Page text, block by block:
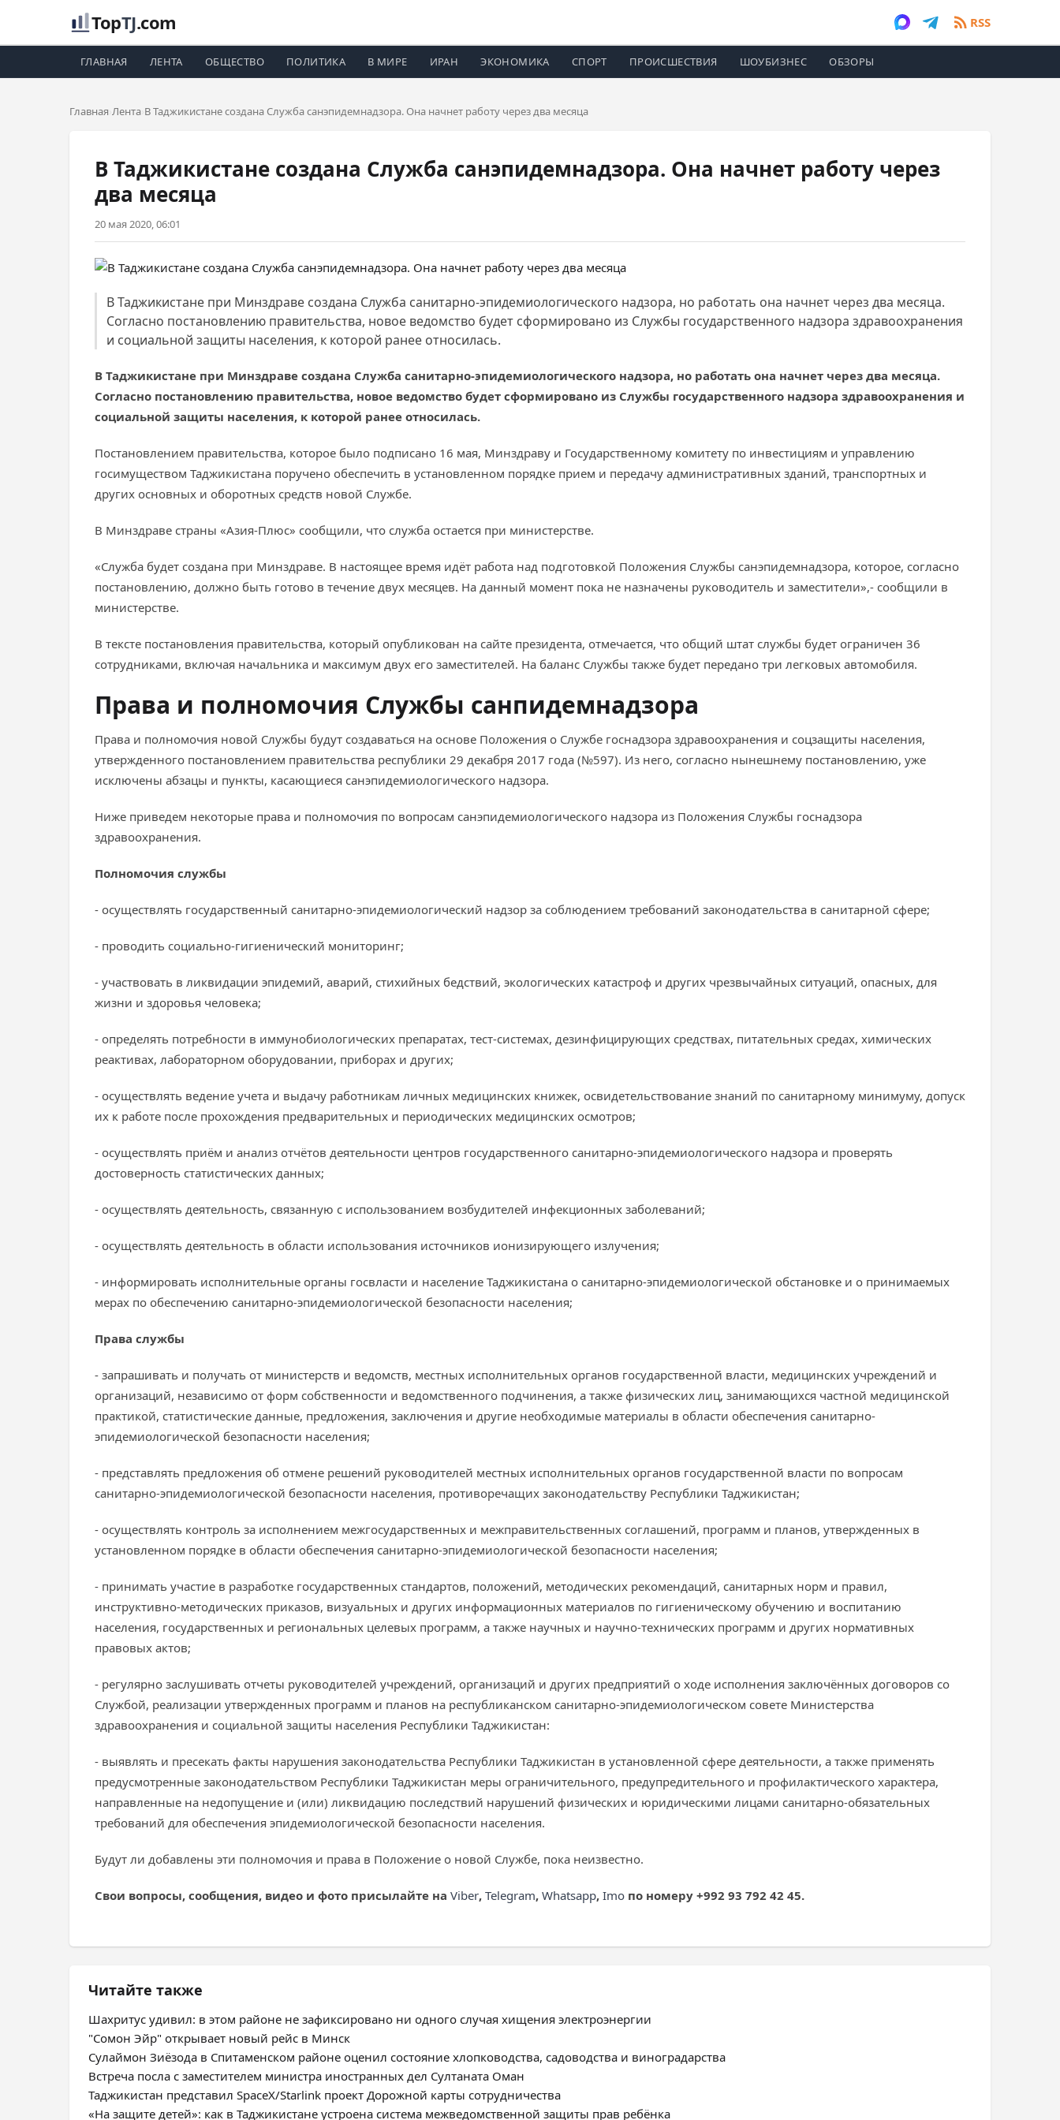
TopTJ.com RSS
ГЛАВНАЯ ЛЕНТА ОБЩЕСТВО ПОЛИТИКА В МИРЕ ИРАН ЭКОНОМИКА СПОРТ ПРОИСШЕСТВИЯ ШОУБИЗНЕС ОБЗОРЫ
Главная Лента В Таджикистане создана Служба санэпидемнадзора. Она начнет работу через два месяца
В Таджикистане создана Служба санэпидемнадзора. Она начнет работу через
два месяца
20 мая 2020, 06:01
В Таджикистане при Минздраве создана Служба санитарно-эпидемиологического надзора, но работать она начнет через два месяца.
Согласно постановлению правительства, новое ведомство будет сформировано из Службы государственного надзора здравоохранения
и социальной защиты населения, к которой ранее относилась.
В Таджикистане при Минздраве создана Служба санитарно-эпидемиологического надзора, но работать она начнет через два месяца.
Согласно постановлению правительства, новое ведомство будет сформировано из Службы государственного надзора здравоохранения и
социальной защиты населения, к которой ранее относилась.
Постановлением правительства, которое было подписано 16 мая, Минздраву и Государственному комитету по инвестициям и управлению
госимуществом Таджикистана поручено обеспечить в установленном порядке прием и передачу административных зданий, транспортных и
других основных и оборотных средств новой Службе.
В Минздраве страны «Азия-Плюс» сообщили, что служба остается при министерстве.
«Служба будет создана при Минздраве. В настоящее время идёт работа над подготовкой Положения Службы санэпидемнадзора, которое, согласно
постановлению, должно быть готово в течение двух месяцев. На данный момент пока не назначены руководитель и заместители»,- сообщили в
министерстве.
В тексте постановления правительства, который опубликован на сайте президента, отмечается, что общий штат службы будет ограничен 36
сотрудниками, включая начальника и максимум двух его заместителей. На баланс Службы также будет передано три легковых автомобиля.
Права и полномочия Службы санпидемнадзора
Права и полномочия новой Службы будут создаваться на основе Положения о Службе госнадзора здравоохранения и соцзащиты населения,
утвержденного постановлением правительства республики 29 декабря 2017 года (№597). Из него, согласно нынешнему постановлению, уже
исключены абзацы и пункты, касающиеся санэпидемиологического надзора.
Ниже приведем некоторые права и полномочия по вопросам санэпидемиологического надзора из Положения Службы госнадзора
здравоохранения.
Полномочия службы
- осуществлять государственный санитарно-эпидемиологический надзор за соблюдением требований законодательства в санитарной сфере;
- проводить социально-гигиенический мониторинг;
- участвовать в ликвидации эпидемий, аварий, стихийных бедствий, экологических катастроф и других чрезвычайных ситуаций, опасных, для
жизни и здоровья человека;
- определять потребности в иммунобиологических препаратах, тест-системах, дезинфицирующих средствах, питательных средах, химических
реактивах, лабораторном оборудовании, приборах и других;
- осуществлять ведение учета и выдачу работникам личных медицинских книжек, освидетельствование знаний по санитарному минимуму, допуск
их к работе после прохождения предварительных и периодических медицинских осмотров;
- осуществлять приём и анализ отчётов деятельности центров государственного санитарно-эпидемиологического надзора и проверять
достоверность статистических данных;
- осуществлять деятельность, связанную с использованием возбудителей инфекционных заболеваний;
- осуществлять деятельность в области использования источников ионизирующего излучения;
- информировать исполнительные органы госвласти и население Таджикистана о санитарно-эпидемиологической обстановке и о принимаемых
мерах по обеспечению санитарно-эпидемиологической безопасности населения;
Права службы
- запрашивать и получать от министерств и ведомств, местных исполнительных органов государственной власти, медицинских учреждений и
организаций, независимо от форм собственности и ведомственного подчинения, а также физических лиц, занимающихся частной медицинской
практикой, статистические данные, предложения, заключения и другие необходимые материалы в области обеспечения санитарно-
эпидемиологической безопасности населения;
- представлять предложения об отмене решений руководителей местных исполнительных органов государственной власти по вопросам
санитарно-эпидемиологической безопасности населения, противоречащих законодательству Республики Таджикистан;
- осуществлять контроль за исполнением межгосударственных и межправительственных соглашений, программ и планов, утвержденных в
установленном порядке в области обеспечения санитарно-эпидемиологической безопасности населения;
- принимать участие в разработке государственных стандартов, положений, методических рекомендаций, санитарных норм и правил,
инструктивно-методических приказов, визуальных и других информационных материалов по гигиеническому обучению и воспитанию
населения, государственных и региональных целевых программ, а также научных и научно-технических программ и других нормативных
правовых актов;
- регулярно заслушивать отчеты руководителей учреждений, организаций и других предприятий о ходе исполнения заключённых договоров со
Службой, реализации утвержденных программ и планов на республиканском санитарно-эпидемиологическом совете Министерства
здравоохранения и социальной защиты населения Республики Таджикистан:
- выявлять и пресекать факты нарушения законодательства Республики Таджикистан в установленной сфере деятельности, а также применять
предусмотренные законодательством Республики Таджикистан меры ограничительного, предупредительного и профилактического характера,
направленные на недопущение и (или) ликвидацию последствий нарушений физических и юридическими лицами санитарно-обязательных
требований для обеспечения эпидемиологической безопасности населения.
Будут ли добавлены эти полномочия и права в Положение о новой Службе, пока неизвестно.
Свои вопросы, сообщения, видео и фото присылайте на Viber, Telegram, Whatsapp, Imo по номеру +992 93 792 42 45.
Читайте также
Шахритус удивил: в этом районе не зафиксировано ни одного случая хищения электроэнергии
"Сомон Эйр" открывает новый рейс в Минск
Сулаймон Зиёзода в Спитаменском районе оценил состояние хлопководства, садоводства и виноградарства
Встреча посла с заместителем министра иностранных дел Султаната Оман
Таджикистан представил SpaceX/Starlink проект Дорожной карты сотрудничества
«На защите детей»: как в Таджикистане устроена система межведомственной защиты прав ребёнка